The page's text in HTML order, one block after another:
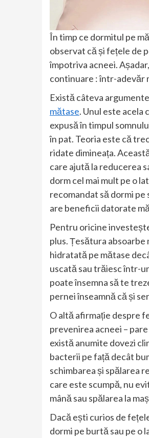
În timp ce dormitul pe
observat că și fețele de
împotriva acneei.
continuare : într-adevăr
Există câteva
mătase. Unul este acela
expusă în timpul
în pat. Teoria este că
ridate dimineața.
care ajută la reducerea
dorm cel mai mult pe o
recomandat să dormi
are beneficii datorate
Pentru oricine
plus. Țesătura
hidratată pe mătase
uscată sau trăiesc într-
poate însemna să te
pernei înseamnă că și
O altă afirmație despre
prevenirea acneei –
există anumite dovezi
bacterii pe față decât
schimbarea și spălarea
care este scumpă, nu
mână sau spălarea la
Dacă ești curios de
dormi pe burtă sau pe o